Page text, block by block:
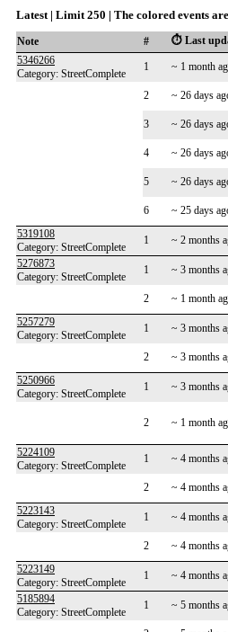
Latest | Limit 250 | The colored events
Note # ⏱️ Last
5346266
Category: StreetComplete
1 ~ 1 month
2
~ 26 days
3
~ 26 days
4
~ 26 days
5 ~ 26 days
6
~ 25 days
5319108
Category: StreetComplete
1 ~ 2 months
5276873
Category: StreetComplete
1 ~ 3 months
2 ~ 1 month
5257279
Category: StreetComplete
1 ~ 3 months
2 ~ 3 months
5250966
Category: StreetComplete
1 ~ 3 months
2 ~ 1 month
5224109
Category: StreetComplete
1 ~ 4 months
2 ~ 4 months
5223143
Category: StreetComplete
1 ~ 4 months
2 ~ 4 months
5223149
Category: StreetComplete
1 ~ 4 months
5185894
Category: StreetComplete
1 ~ 5 months